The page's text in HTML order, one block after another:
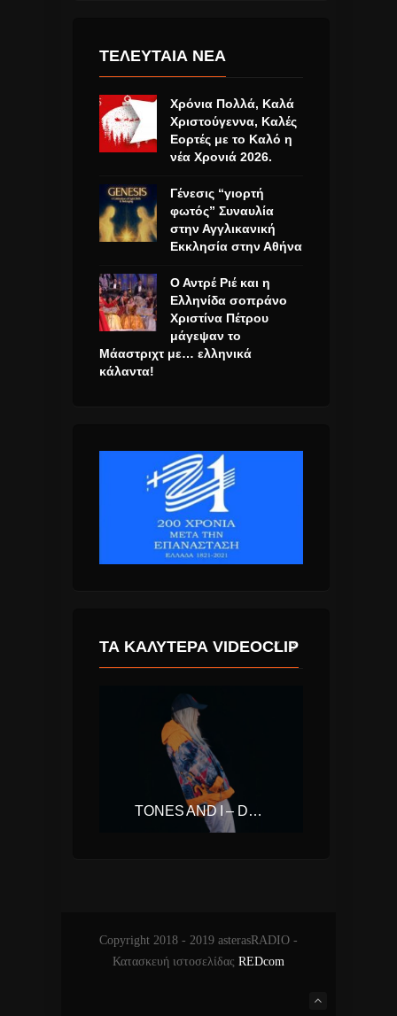
ΤΕΛΕΥΤΑΙΑ ΝΕΑ
Χρόνια Πολλά, Καλά
Χριστούγεννα, Καλές
Εορτές με το Καλό η
νέα Χρονιά 2026.
Γένεσις “γιορτή
φωτός” Συναυλία
στην Αγγλικανική
Εκκλησία στην Αθήνα
Ο Αντρέ Ριέ και η
Ελληνίδα σοπράνο
Χριστίνα Πέτρου
μάγεψαν το
Μάαστριχτ με… ελληνικά
κάλαντα!
ΤΑ ΚΑΛΎΤΕΡΑ VIDEOCLIP
ADELE – HELLO
Copyright 2018 - 2019 asterasRADIO -
Κατασκευή ιστοσελίδας REDcom